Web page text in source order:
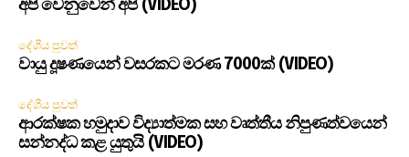
අපි වෙනුවෙන් අපි (VIDEO)
දේශීය පුවත්
වායු දූෂණයෙන් වසරකට මරණ 7000ක් (VIDEO)
දේශීය පුවත්
ආරක්ෂක හමුදාව විද්‍යාත්මක සහ වෘත්තීය නිපුණත්වයෙන්
සන්නද්ධ කළ යුතුයි (VIDEO)